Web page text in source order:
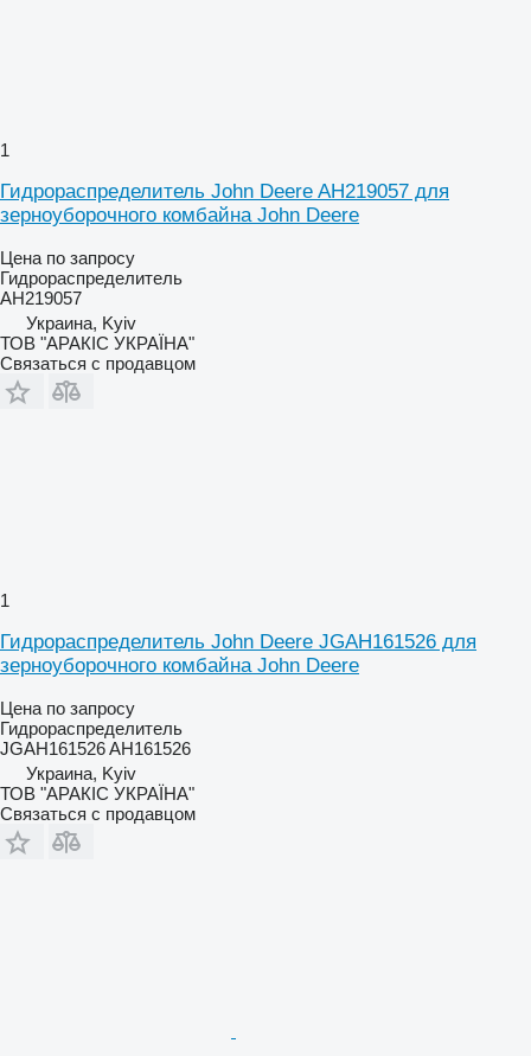
1
Гидрораспределитель John Deere AH219057 для
зерноуборочного комбайна John Deere
Цена по запросу
Гидрораспределитель
AH219057
Украина, Kyiv
ТОВ "АРАКІС УКРАЇНА"
Связаться с продавцом
1
Гидрораспределитель John Deere JGAH161526 для
зерноуборочного комбайна John Deere
Цена по запросу
Гидрораспределитель
JGAH161526 AH161526
Украина, Kyiv
ТОВ "АРАКІС УКРАЇНА"
Связаться с продавцом